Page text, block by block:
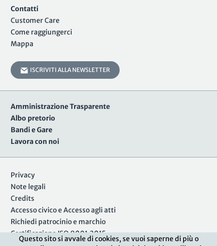
Questo sito si avvale di cookies, se vuoi saperne di più o
Contatti
Customer Care
Come raggiungerci
Mappa
ISCRIVITI ALLA NEWSLETTER
Amministrazione Trasparente
Albo pretorio
Bandi e Gare
Lavora con noi
Privacy
Note legali
Credits
Accesso civico e Accesso agli atti
Richiedi patrocinio e marchio
Certificazione ISO 9001:2015